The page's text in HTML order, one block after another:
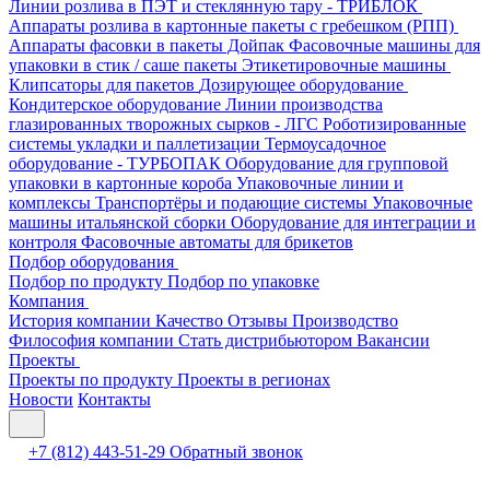
Линии розлива в ПЭТ и стеклянную тару - ТРИБЛОК
Аппараты розлива в картонные пакеты с гребешком (РПП)
Аппараты фасовки в пакеты Дойпак Фасовочные машины для
упаковки в стик / саше пакеты Этикетировочные машины
Клипсаторы для пакетов Дозирующее оборудование
Кондитерское оборудование Линии производства
глазированных творожных сырков - ЛГС Роботизированные
системы укладки и паллетизации Термоусадочное
оборудование - ТУРБОПАК Оборудование для групповой
упаковки в картонные короба Упаковочные линии и
комплексы Транспортёры и подающие системы Упаковочные
машины итальянской сборки Оборудование для интеграции и
контроля Фасовочные автоматы для брикетов
Подбор оборудования
Подбор по продукту Подбор по упаковке
Компания
История компании Качество Отзывы Производство
Философия компании Стать дистрибьютором Вакансии
Проекты
Проекты по продукту Проекты в регионах
Новости Контакты
+7 (812) 443-51-29 Обратный звонок